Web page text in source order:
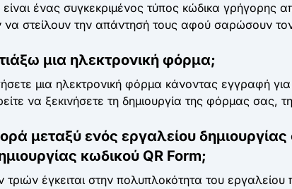
ένας συγκεκριμένος τύπος κώδικα γρήγορης
στείλουν την απάντησή τους αφού σαρώσουν
μια ηλεκτρονική φόρμα;
μια ηλεκτρονική φόρμα κάνοντας εγγραφή
να ξεκινήσετε τη δημιουργία της φόρμας
μεταξύ ενός εργαλείου
κωδικού QR Form;
έγκειται στην πολυπλοκότητα του